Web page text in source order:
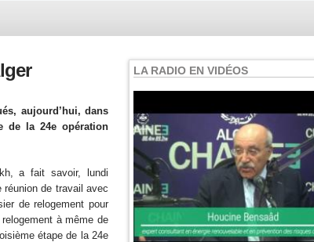
aujourd’hui, dans
de la 24e opération
a fait savoir, lundi
réunion de travail avec
de relogement pour
à même de
étape de la 24e
LA RADIO EN VIDÉOS